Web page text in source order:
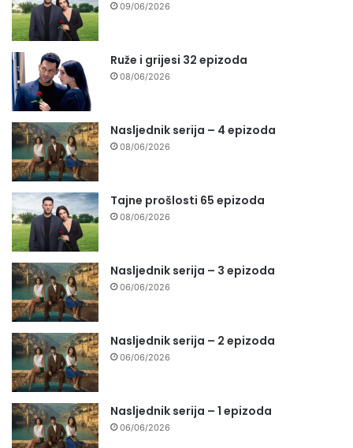
09/06/2026
Ruže i grijesi 32 epizoda
08/06/2026
Nasljednik serija – 4 epizoda
08/06/2026
Tajne prošlosti 65 epizoda
08/06/2026
Nasljednik serija – 3 epizoda
06/06/2026
Nasljednik serija – 2 epizoda
06/06/2026
Nasljednik serija – 1 epizoda
06/06/2026